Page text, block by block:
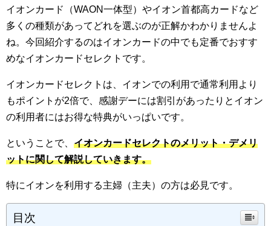
イオンカード（WAON一体型）やイオン首都高カードなど
多くの種類があってどれを選ぶのが正解かわかりませんよ
ね。今回紹介するのはイオンカードの中でも定番でおすす
めなイオンカードセレクトです。
イオンカードセレクトは、イオンでの利用で通常利用より
もポイントが2倍で、感謝デーには割引があったりとイオン
の利用者にはお得な特典がいっぱいです。
ということで、 イオンカードセレクトのメリット・デメリ
ットに関して解説していきます。
特にイオンを利用する主婦（主夫）の方は必見です。
目次